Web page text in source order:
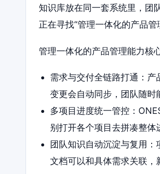
知识库放在同一套系统里，团
正在寻找“管理一体化的产品
管理一体化的产品管理能力核
需求与交付全链路打通：
变更会自动同步，团队随时
多项目进度统一管控：
别打开各个项目去拼凑整体
团队知识自动沉淀与复用：
文档可以和具体需求关联，